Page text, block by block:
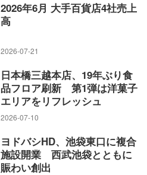
2026年6月 大手百貨店4社売上
高
2026-07-21
日本橋三越本店、19年ぶり食
品フロア刷新 第1弾は洋菓子
エリアをリフレッシュ
2026-07-10
ヨドバシHD、池袋東口に複合
施設開業 西武池袋とともに
賑わい創出